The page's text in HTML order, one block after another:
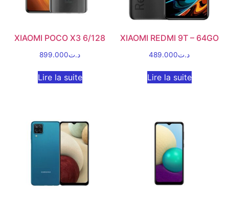
XIAOMI POCO X3 6/128
د.ت899.000
Lire la suite
XIAOMI REDMI 9T – 64GO
د.ت489.000
Lire la suite